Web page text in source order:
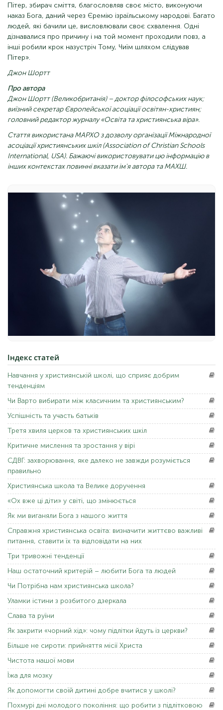
Пітер, збирач сміття, благословляв своє місто, виконуючи
наказ Бога, даний через Єремію ізраїльському народові. Багато
людей, які бачили це, висловлювали своє схвалення. Одні
дізнавалися про причину і на той момент проходили повз, а
інші робили крок назустріч Тому, Чиїм шляхом слідував
Пітер».
Джон Шортт
Про автора
Джон Шортт (Великобританія) – доктор філософських наук;
виїзний секретар Європейської асоціації освітян-християн;
головний редактор журналу «Освіта та християнська віра».
Стаття використана МАРХО з дозволу організації Міжнародної
асоціації християнських шкіл (Association of Christian Schools
International, USA). Бажаючі використовувати цю інформацію в
інших контекстах повинні вказати ім'я автора та МАХШ.
Індекс статей
Навчання у християнській школі, що сприяє добрим
тенденціям
Чи Варто вибирати між класичним та християнським?
Успішність та участь батьків
Третя хвиля церков та християнських шкіл
Критичне мислення та зростання у вірі
СДВГ: захворювання, яке далеко не завжди розуміється
правильно
Християнська школа та Велике доручення
«Ох вже ці діти» у світі, що змінюється
Як ми виганяли Бога з нашого життя
Справжня християнська освіта: визначити життєво важливі
питання, ставити їх та відповідати на них
Три тривожні тенденції
Наш остаточний критерій – любити Бога та людей
Чи Потрібна нам християнська школа?
Уламки істини з розбитого дзеркала
Слава та руїни
Як закрити «чорний хід»: чому підлітки йдуть із церкви?
Більше не сироти: прийняття місії Христа
Чистота нашої мови
Їжа для мозку
Як допомогти своїй дитині добре вчитися у школі?
Похмурі дні молодого покоління: що робити з підлітковою